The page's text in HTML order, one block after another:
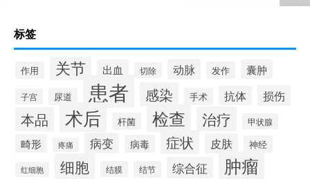
标签
作用 关节 出血 切除 动脉 发作 囊肿
子宫 尿道 患者 感染 手术 抗体 损伤
本品 术后 杆菌 检查 治疗 甲状腺
畸形 疼痛 病变 病毒 症状 皮肤 神经
红细胞 细胞 结膜 结节 综合征 肿瘤